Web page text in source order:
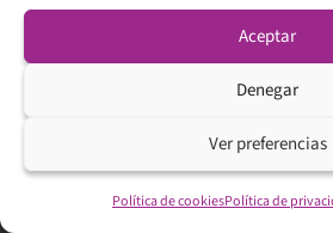
Aceptar
Denegar
Ver preferencias
Política de cookiesPolítica de
Leer Más →